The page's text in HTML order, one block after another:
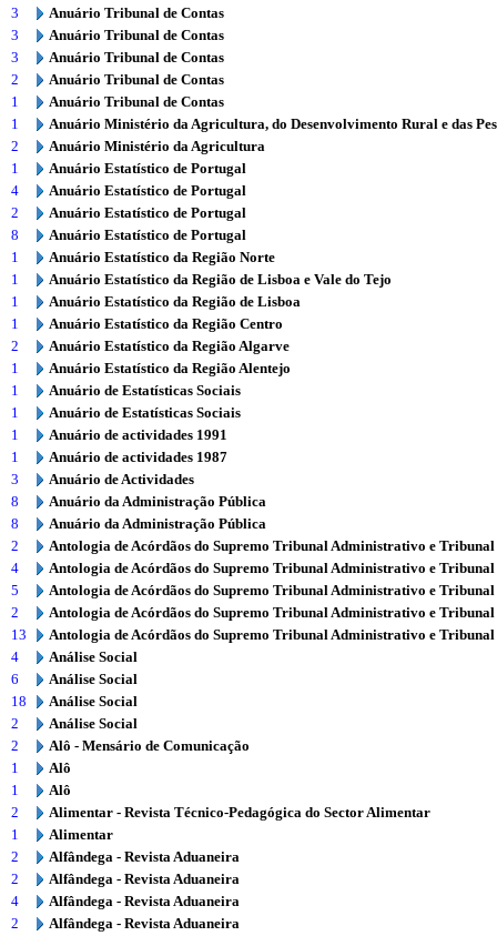
3
Anuário Tribunal de Contas
3
Anuário Tribunal de Contas
3
Anuário Tribunal de Contas
2
Anuário Tribunal de Contas
1
Anuário Tribunal de Contas
1
Anuário Ministério da Agricultura, do Desenvolvimento Rural e das
2
Anuário Ministério da Agricultura
1
Anuário Estatístico de Portugal
4
Anuário Estatístico de Portugal
2
Anuário Estatístico de Portugal
8
Anuário Estatístico de Portugal
1
Anuário Estatístico da Região Norte
1
Anuário Estatístico da Região de Lisboa e Vale do Tejo
1
Anuário Estatístico da Região de Lisboa
1
Anuário Estatístico da Região Centro
2
Anuário Estatístico da Região Algarve
1
Anuário Estatístico da Região Alentejo
1
Anuário de Estatísticas Sociais
1
Anuário de Estatísticas Sociais
1
Anuário de actividades 1991
1
Anuário de actividades 1987
3
Anuário de Actividades
8
Anuário da Administração Pública
8
Anuário da Administração Pública
2
Antologia de Acórdãos do Supremo Tribunal Administrativo e
4
Antologia de Acórdãos do Supremo Tribunal Administrativo e
5
Antologia de Acórdãos do Supremo Tribunal Administrativo e
2
Antologia de Acórdãos do Supremo Tribunal Administrativo e
13
Antologia de Acórdãos do Supremo Tribunal Administrativo e
4
Análise Social
6
Análise Social
18
Análise Social
2
Análise Social
2
Alô - Mensário de Comunicação
1
Alô
1
Alô
2
Alimentar - Revista Técnico-Pedagógica do Sector Alimentar
1
Alimentar
2
Alfândega - Revista Aduaneira
2
Alfândega - Revista Aduaneira
4
Alfândega - Revista Aduaneira
2
Alfândega - Revista Aduaneira